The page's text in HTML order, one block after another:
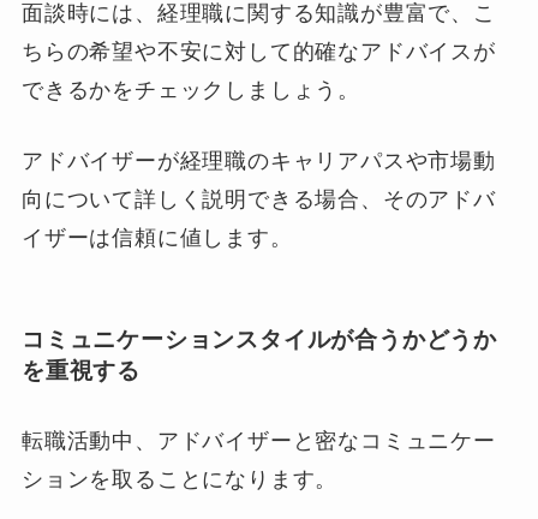
面談時には、経理職に関する知識が豊富で、こ
ちらの希望や不安に対して的確なアドバイスが
できるかをチェックしましょう。
アドバイザーが経理職のキャリアパスや市場動
向について詳しく説明できる場合、そのアドバ
イザーは信頼に値します。
コミュニケーションスタイルが合うかどうか
を重視する
転職活動中、アドバイザーと密なコミュニケー
ションを取ることになります。